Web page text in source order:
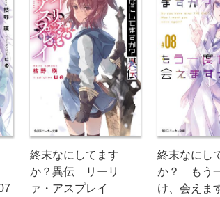
終末なにしてます
か？異伝 リーリ
ァ・アスプレイ
終末なにし
か？ もう
け、会えま